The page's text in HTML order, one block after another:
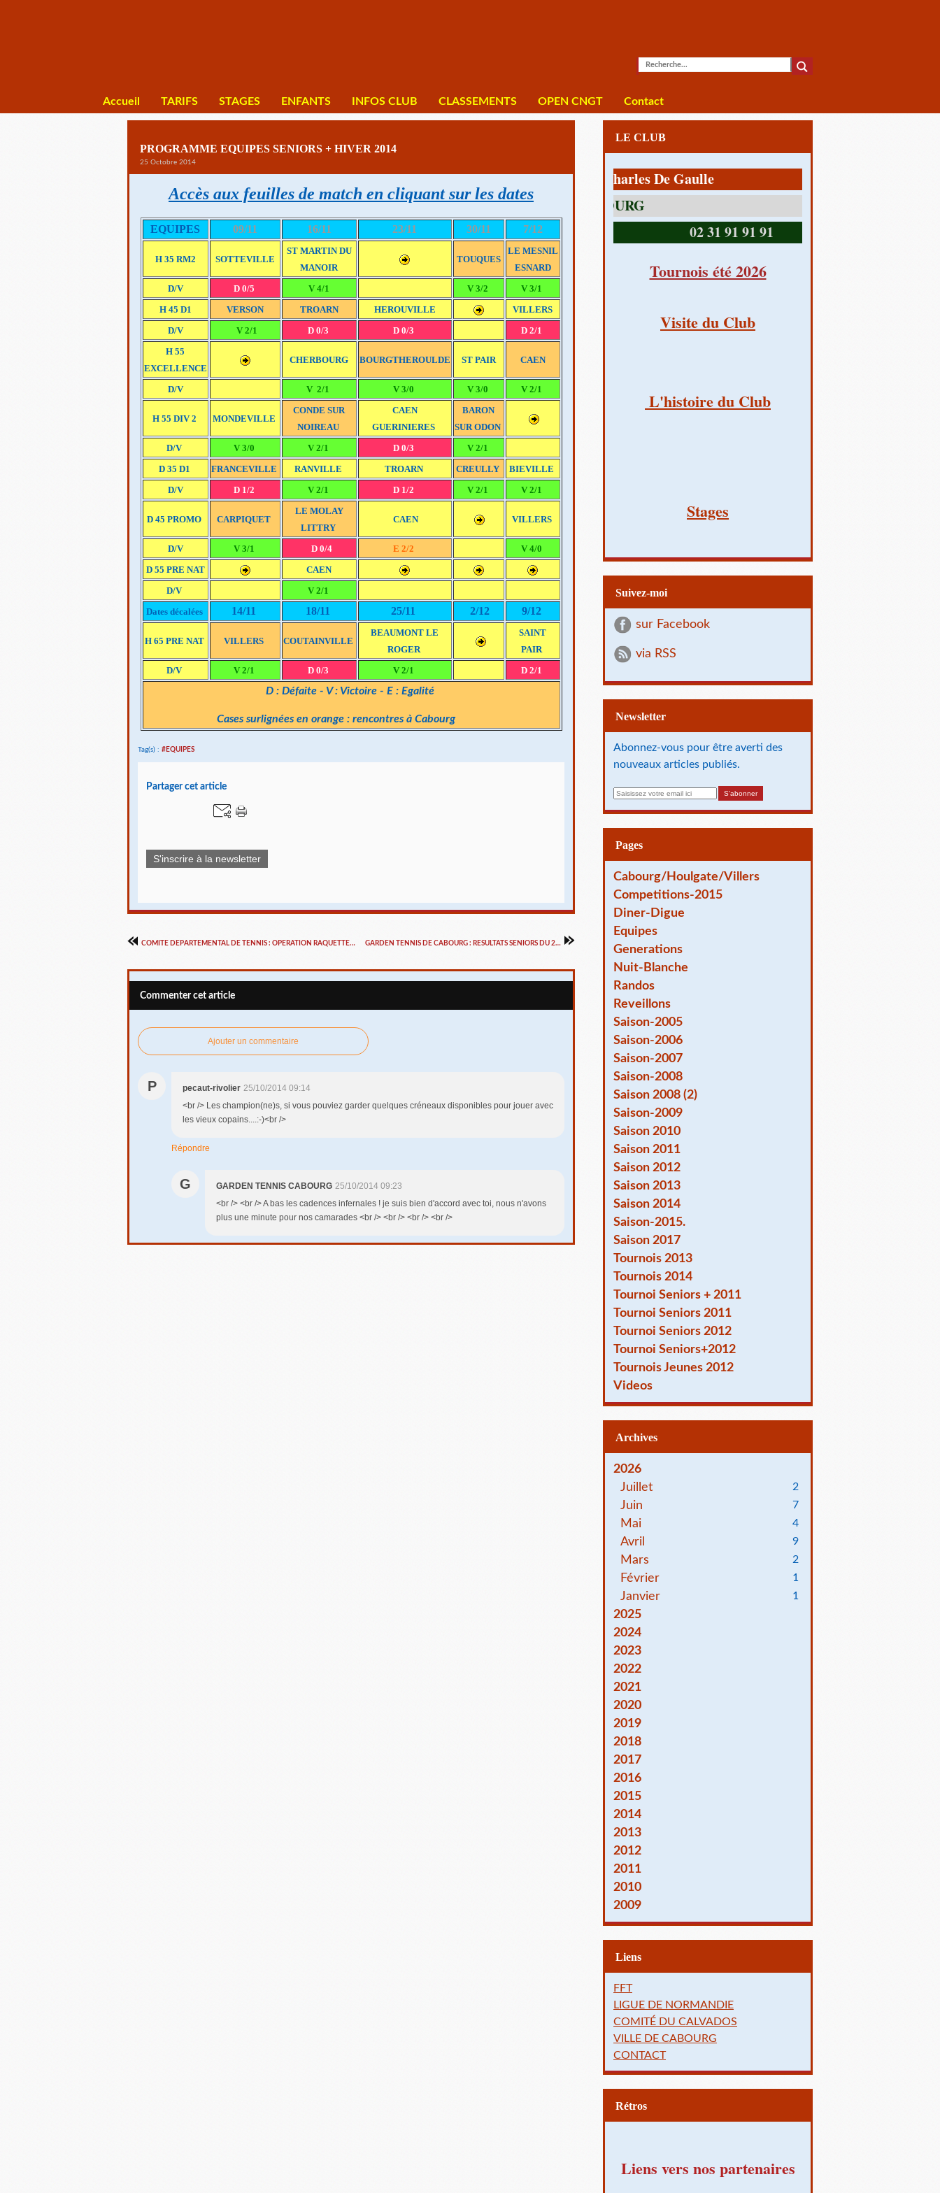
Accueil TARIFS STAGES ENFANTS INFOS CLUB CLASSEMENTS OPEN CNGT Contact
PROGRAMME EQUIPES SENIORS + HIVER 2014
25 Octobre 2014
Accès aux feuilles de match en cliquant sur les dates
EQUIPES 09/11 16/11 23/11 30/11 7/12
H 35 RM2 SOTTEVILLE
ST MARTIN DU
MANOIR
TOUQUES
LE MESNIL
ESNARD
D/V
D 0/5 V 4/1 V 3/2
V 3/1
H 45 D1
VERSON TROARN HEROUVILLE
VILLERS
D/V
V 2/1 D 0/3 D 0/3
D 2/1
H 55
EXCELLENCE
CHERBOURG BOURGTHEROULDE ST PAIR CAEN
D/V V 2/1 V 3/0 V 3/0 V 2/1
H 55 DIV 2 MONDEVILLE
CONDE SUR
NOIREAU
CAEN
GUERINIERES
BARON
SUR ODON
D/V
V 3/0 V 2/1 D 0/3
V 2/1
D 35 D1
FRANCEVILLE RANVILLE TROARN CREULLY
BIEVILLE
D/V
D 1/2 V 2/1 D 1/2 V 2/1 V 2/1
D 45 PROMO CARPIQUET
LE MOLAY
LITTRY
CAEN VILLERS
D/V V 3/1 D 0/4 E 2/2
V 4/0
D 55 PRE NAT
CAEN
D/V
V 2/1
Dates décalées
14/11 18/11 25/11 2/12 9/12
H 65 PRE NAT VILLERS COUTAINVILLE
BEAUMONT LE
ROGER
SAINT
PAIR
D/V
V 2/1 D 0/3 V 2/1 D 2/1
D : Défaite - V : Victoire - E : Egalité
Cases surlignées en orange : rencontres à Cabourg
Tag(s) : #EQUIPES
Partager cet article
S'inscrire à la newsletter
COMITE DEPARTEMENTAL DE TENNIS : OPERATION RAQUETTES 2014/2015 GARDEN TENNIS DE CABOURG : RESULTATS SENIORS DU 26/10/2014
Commenter cet article
Ajouter un commentaire
P pecaut-rivolier 25/10/2014 09:14
<br /> Les champion(ne)s, si vous pouviez garder quelques créneaux disponibles pour jouer avec
les vieux copains....:-)<br />
Répondre
G GARDEN TENNIS CABOURG 25/10/2014 09:23
<br /> <br /> A bas les cadences infernales ! je suis bien d'accord avec toi, nous n'avons
plus une minute pour nos camarades <br /> <br /> <br /> <br />
LE CLUB
1 av Charles De Gaulle
02 31 91 91 91
Tournois été 2026
Visite du Club
L'histoire du Club
Stages
Suivez-moi
sur Facebook
via RSS
Newsletter
Abonnez-vous pour être averti des
nouveaux articles publiés.
a
i
Pages
Cabourg/Houlgate/Villers
Competitions-2015
Diner-Digue
Equipes
Generations
Nuit-Blanche
Randos
Reveillons
Saison-2005
Saison-2006
Saison-2007
Saison-2008
Saison 2008 (2)
Saison-2009
Saison 2010
Saison 2011
Saison 2012
Saison 2013
Saison 2014
Saison-2015.
Saison 2017
Tournois 2013
Tournois 2014
Tournoi Seniors + 2011
Tournoi Seniors 2011
Tournoi Seniors 2012
Tournoi Seniors+2012
Tournois Jeunes 2012
Videos
Archives
2026
Juillet
2
Juin 7
Mai 4
Avril 9
Mars 2
Février 1
Janvier 1
2025
2024
2023
2022
2021
2020
2019
2018
2017
2016
2015
2014
2013
2012
2011
2010
2009
Liens
FFT
LIGUE DE NORMANDIE
COMITÉ DU CALVADOS
VILLE DE CABOURG
CONTACT
Rétros
Liens vers nos partenaires